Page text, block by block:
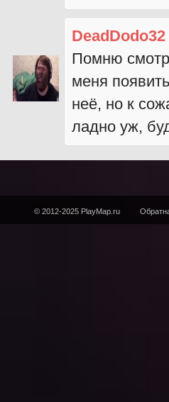
DeadDodo32
Помню
меня
неё, но к
ладно уж,
© 2012-2025 PlayMap.ru